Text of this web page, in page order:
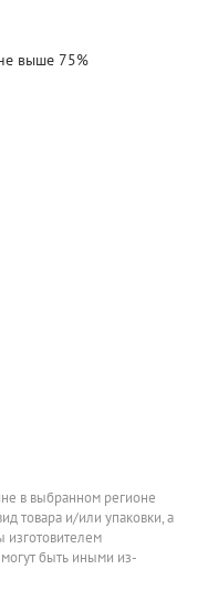
выше 75%
в выбранном регионе
товара и/или упаковки, а
изготовителем
могут быть иными из-